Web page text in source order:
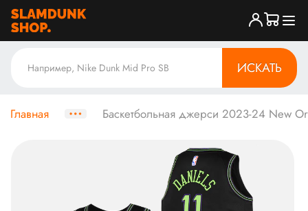
ИСКАТЬ
Главная Баскетбольная джерси 2023-24 New